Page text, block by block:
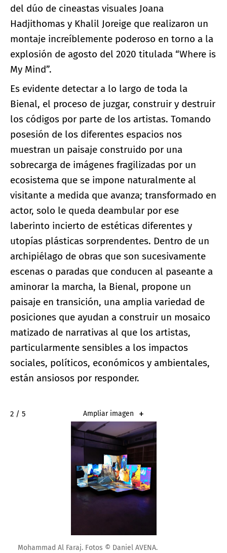
del dúo de cineastas visuales Joana
Hadjithomas y Khalil Joreige que realizaron un
montaje increíblemente poderoso en torno a la
explosión de agosto del 2020 titulada “Where is
My Mind”.
Es evidente detectar a lo largo de toda la
Bienal, el proceso de juzgar, construir y destruir
los códigos por parte de los artistas. Tomando
posesión de los diferentes espacios nos
muestran un paisaje construido por una
sobrecarga de imágenes fragilizadas por un
ecosistema que se impone naturalmente al
visitante a medida que avanza; transformado en
actor, solo le queda deambular por ese
laberinto incierto de estéticas diferentes y
utopías plásticas sorprendentes. Dentro de un
archipiélago de obras que son sucesivamente
escenas o paradas que conducen al paseante a
aminorar la marcha, la Bienal, propone un
paisaje en transición, una amplia variedad de
posiciones que ayudan a construir un mosaico
matizado de narrativas al que los artistas,
particularmente sensibles a los impactos
sociales, políticos, económicos y ambientales,
están ansiosos por responder.
2 / 5 Ampliar imagen
Mohammad Al Faraj. Fotos © Daniel AVENA.